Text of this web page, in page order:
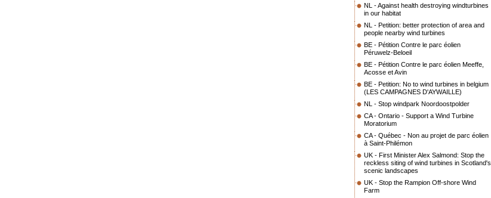
NL - Against health destroying windturbines
in our habitat
NL - Petition: better protection of area and
people nearby wind turbines
BE - Pétition Contre le parc éolien
Péruwelz-Beloeil
BE - Pétition Contre le parc éolien Meeffe,
Acosse et Avin
BE - Petition: No to wind turbines in belgium
(LES CAMPAGNES D'AYWAILLE)
NL - Stop windpark Noordoostpolder
CA - Ontario - Support a Wind Turbine
Moratorium
CA - Québec - Non au projet de parc éolien
à Saint-Philémon
UK - First Minister Alex Salmond: Stop the
reckless siting of wind turbines in Scotland's
scenic landscapes
UK - Stop the Rampion Off-shore Wind
Farm